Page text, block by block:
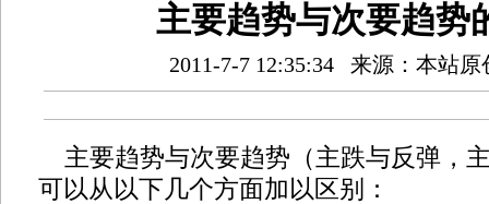
主要趋势与次要趋势
2011-7-7 12:35:34 来源：本站原
主要趋势与次要趋势（主跌与反弹，
可以从以下几个方面加以区别：